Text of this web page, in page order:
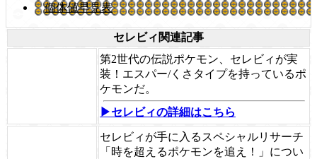
個体値早見表
セレビィ関連記事
第2世代の伝説ポケモン、セレビィが実
装！エスパー/くさタイプを持っているポ
ケモンだ。
▶セレビィの詳細はこちら
セレビィが手に入るスペシャルリサーチ
「時を超えるポケモンを追え！」につい